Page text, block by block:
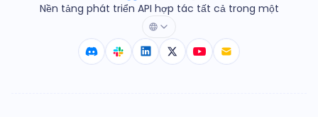
Nền tảng phát triển API hợp tác tất cả trong một